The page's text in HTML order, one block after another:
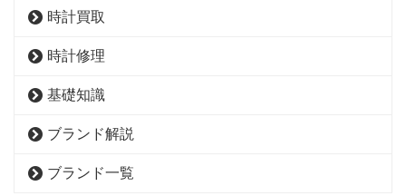
時計買取
時計修理
基礎知識
ブランド解説
ブランド一覧